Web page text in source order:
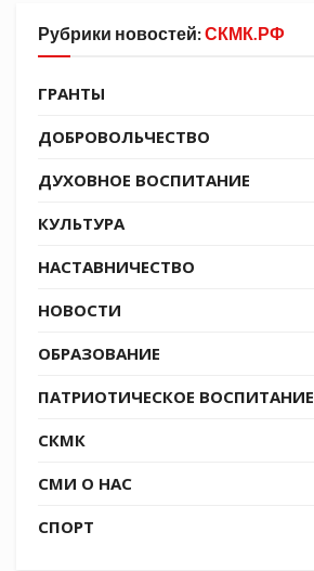
Рубрики новостей:СКМК.РФ
ГРАНТЫ
ДОБРОВОЛЬЧЕСТВО
ДУХОВНОЕ ВОСПИТАНИЕ
КУЛЬТУРА
НАСТАВНИЧЕСТВО
НОВОСТИ
ОБРАЗОВАНИЕ
ПАТРИОТИЧЕСКОЕ ВОСПИТАНИЕ
СКМК
СМИ О НАС
СПОРТ